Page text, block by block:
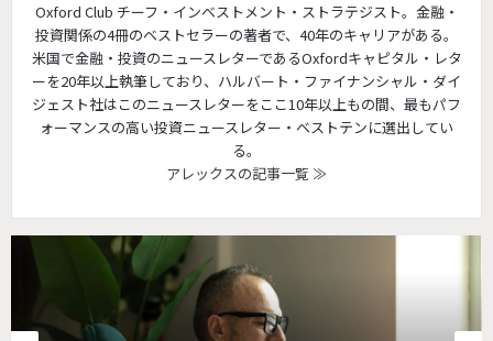
Oxford Club チーフ・インベストメント・ストラテジスト。金融・
投資関係の4冊のベストセラーの著者で、40年のキャリアがある。
米国で金融・投資のニュースレターであるOxfordキャピタル・レタ
ーを20年以上執筆しており、ハルバート・ファイナンシャル・ダイ
ジェスト社はこのニュースレターをここ10年以上もの間、最もパフ
ォーマンスの高い投資ニュースレター・ベストテンに選出してい
る。
アレックスの記事一覧 ≫